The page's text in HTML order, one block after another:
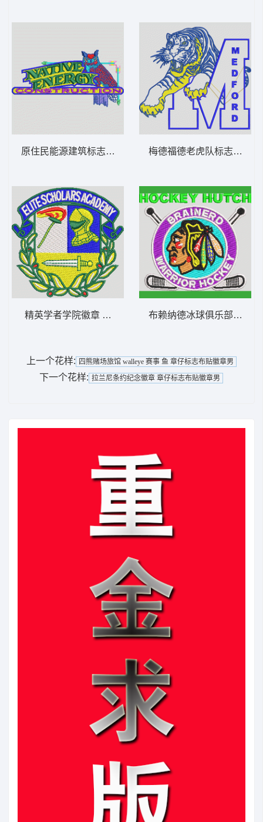
原住民能源建筑标志 章仔标志布贴徽章男
精英学者学院徽章 章仔标志布贴徽章男布赖纳德冰球俱乐部徽章
上一个花样: 四熊赌场旅馆 walleye 赛事 鱼 章仔标志布贴徽章男
下一个花样: 拉兰尼条约纪念徽章 章仔标志布贴徽章男